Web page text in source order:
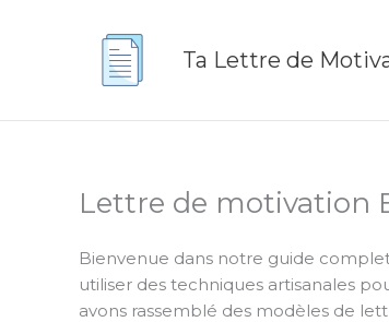
Ta Lettre de
Lettre de motivation
Bienvenue dans notre guide
utiliser des techniques artisanales
avons rassemblé des modèles de